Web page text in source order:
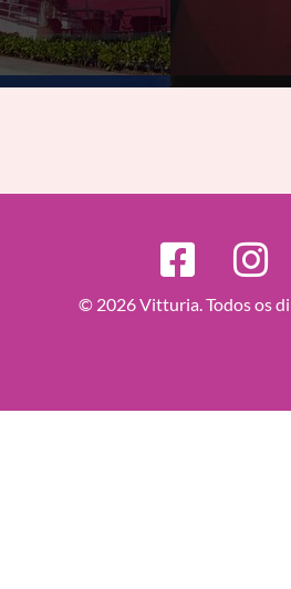
© 2026 Vitturia. Todos os